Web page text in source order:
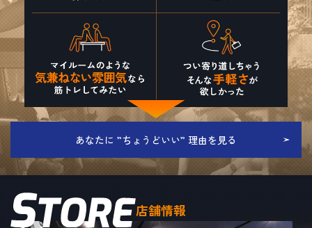
あなたに ”ちょうどいい” 理由を見る
店舗情報